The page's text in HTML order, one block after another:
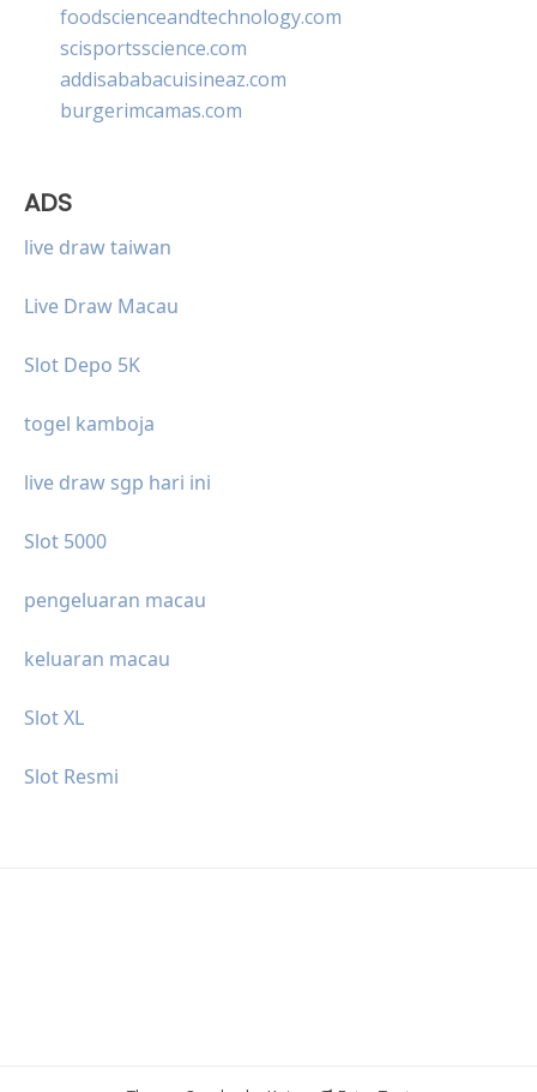
foodscienceandtechnology.com
scisportsscience.com
addisababacuisineaz.com
burgerimcamas.com
ADS
live draw taiwan
Live Draw Macau
Slot Depo 5K
togel kamboja
live draw sgp hari ini
Slot 5000
pengeluaran macau
keluaran macau
Slot XL
Slot Resmi